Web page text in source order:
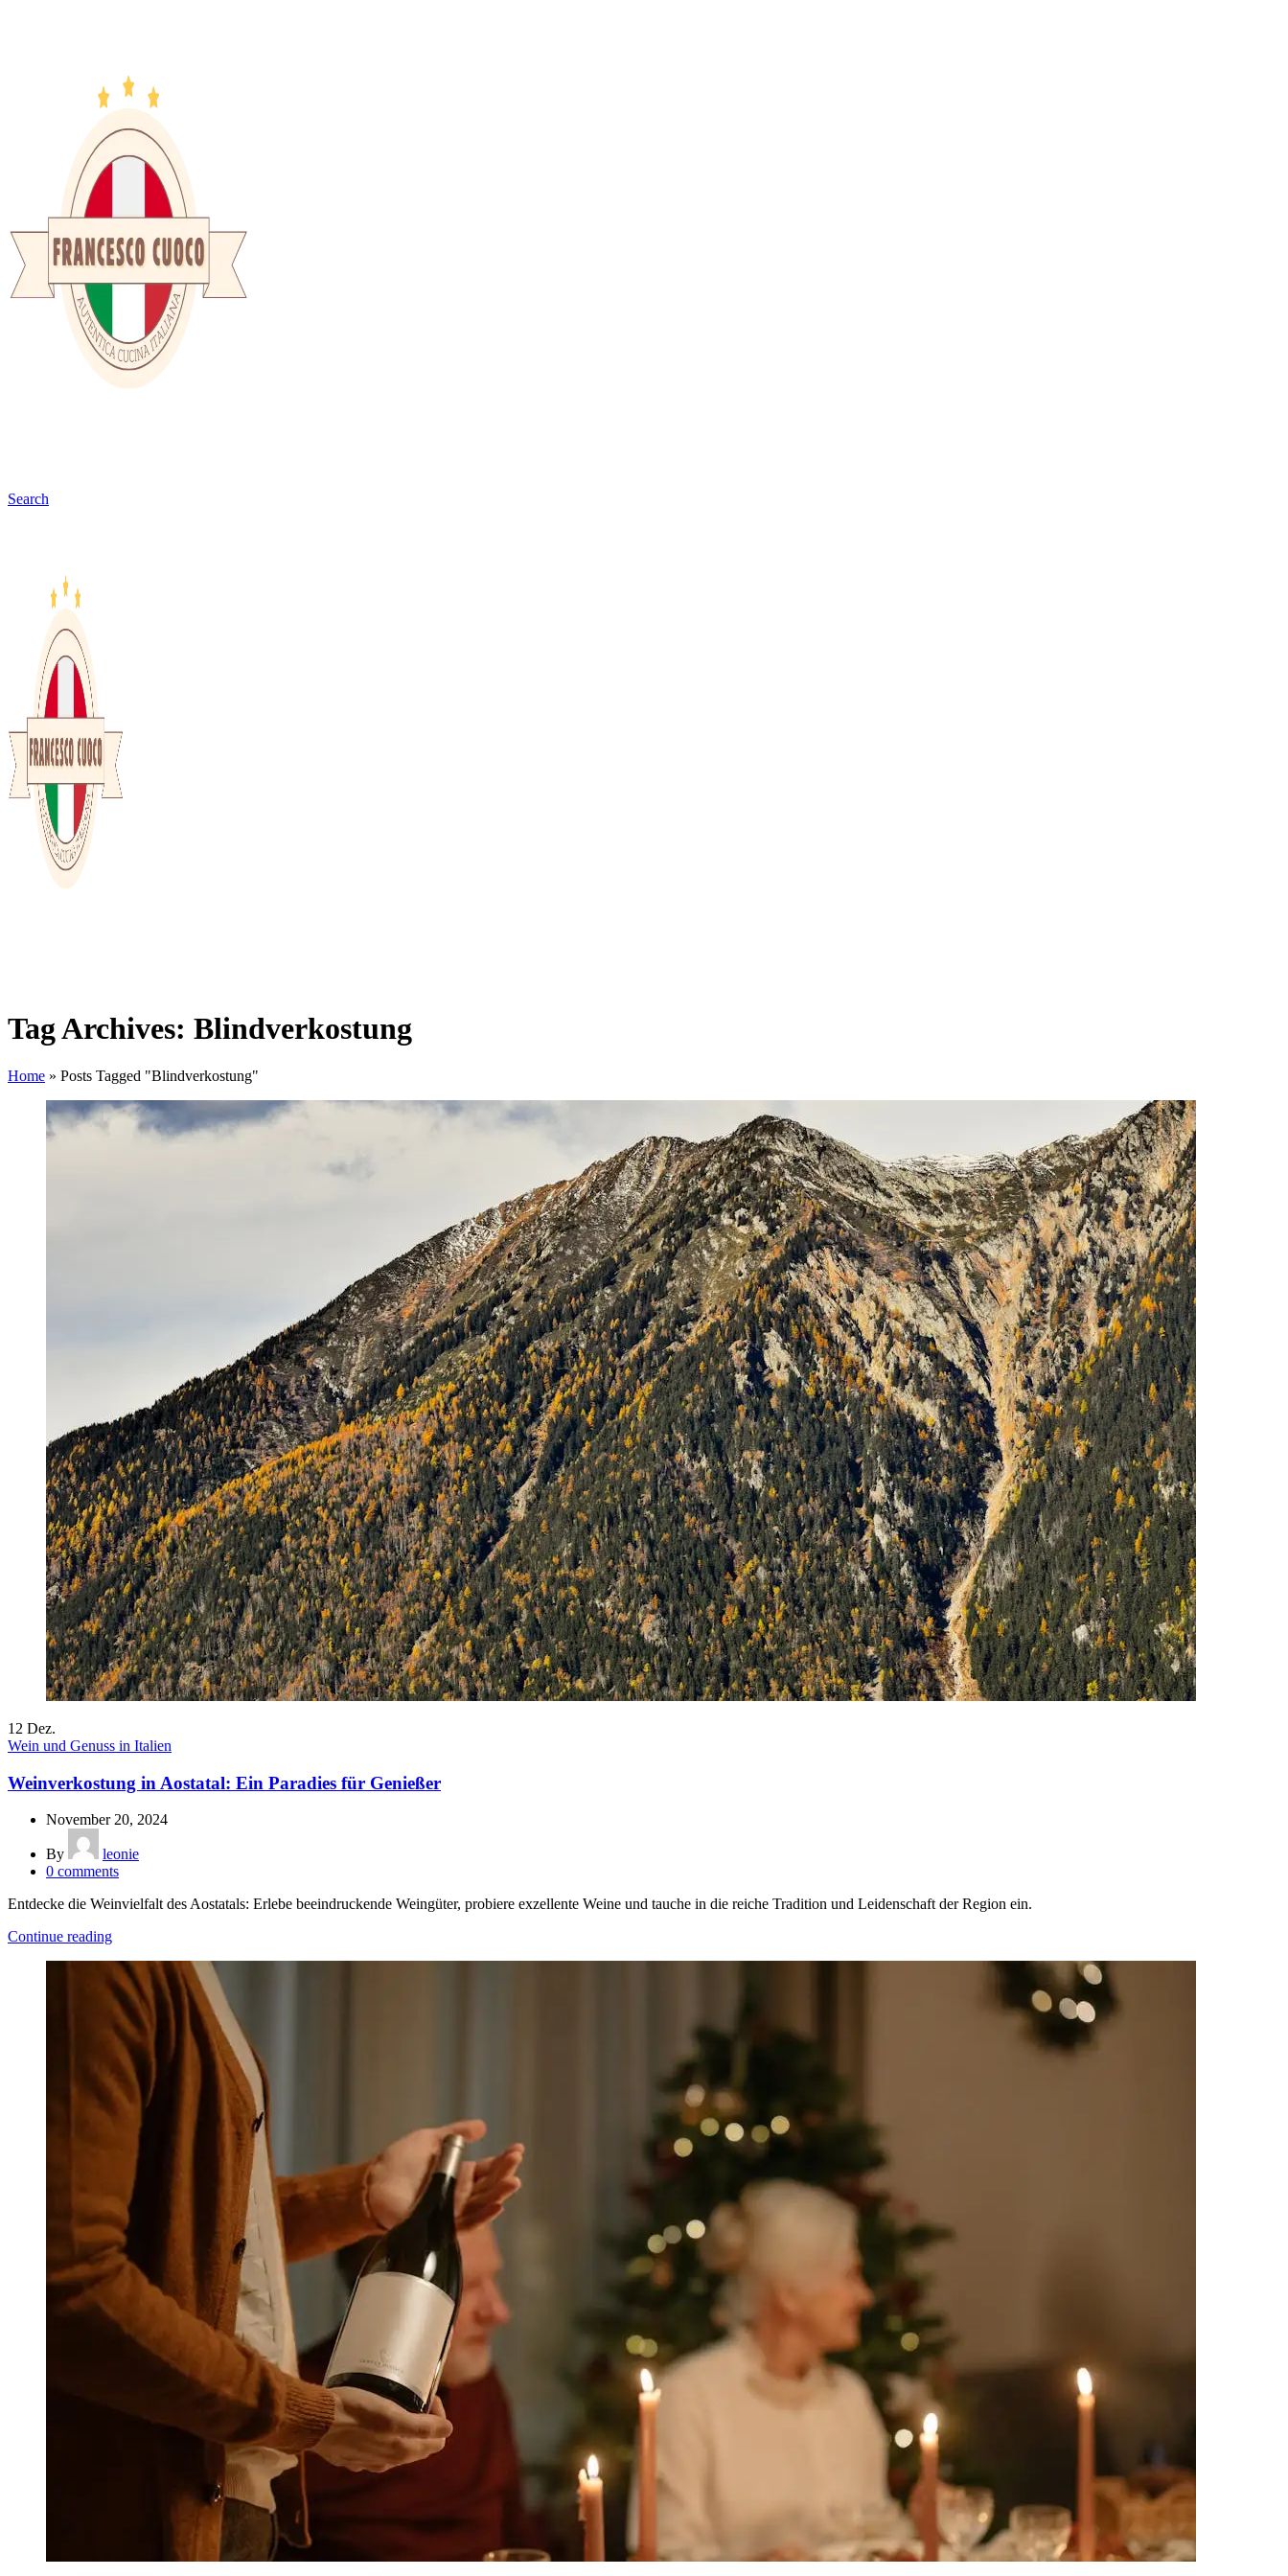
Search
Tag Archives: Blindverkostung
Home » Posts Tagged "Blindverkostung"
12 Dez.
Wein und Genuss in Italien
Weinverkostung in Aostatal: Ein Paradies für Genießer
November 20, 2024
By
leonie
0 comments
Entdecke die Weinvielfalt des Aostatals: Erlebe beeindruckende Weingüter, probiere exzellente Weine und tauche in die reiche Tradition und Leidenschaft der Region ein.
Continue reading